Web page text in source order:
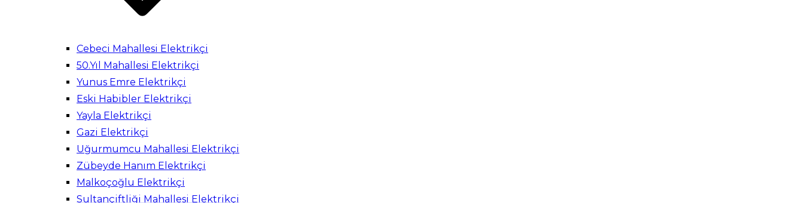
Cebeci Mahallesi Elektrikçi
50.Yıl Mahallesi Elektrikçi
Yunus Emre Elektrikçi
Eski Habibler Elektrikçi
Yayla Elektrikçi
Gazi Elektrikçi
Uğurmumcu Mahallesi Elektrikçi
Zübeyde Hanım Elektrikçi
Malkoçoğlu Elektrikçi
Sultançiftliği Mahallesi Elektrikçi